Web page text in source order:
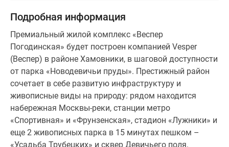
белом
цвете,
вторая
–
в
изумрудно-
зеленом.
Объемные
эркеры
и
балконы
Подробная информация
Премиальный жилой комплекс «Веспер
Погодинская» будет построен компанией Vesper
(Веспер) в районе Хамовники, в шаговой доступности
от парка «Новодевичьи пруды». Престижный район
сочетает в себе развитую инфраструктуру и
живописные виды на природу: рядом находится
набережная Москвы-реки, станции метро
«Спортивная» и «Фрунзенская», стадион «Лужники» и
еще 2 живописных парка в 15 минутах пешком –
«Усадьба Трубецких» и сквер Девичьего поля.